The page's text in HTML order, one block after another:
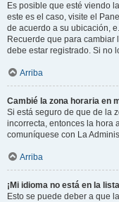
Es posible que esté viendo
este es el caso, visite el
de acuerdo a su ubicación,
Recuerde que para cambiar
debe estar registrado. Si no
Arriba
Cambié la zona horaria en
Si está seguro de que de la
incorrecta, entonces la hora
comuníquese con La
Arriba
¡Mi idioma no está en la
Esto se puede deber a que